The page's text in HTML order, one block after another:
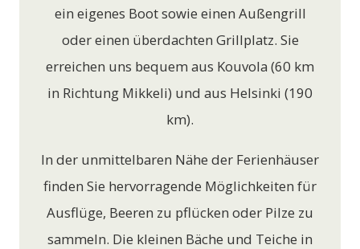
ein eigenes Boot sowie einen Außengrill
oder einen überdachten Grillplatz. Sie
erreichen uns bequem aus Kouvola (60 km
in Richtung Mikkeli) und aus Helsinki (190
km).
In der unmittelbaren Nähe der Ferienhäuser
finden Sie hervorragende Möglichkeiten für
Ausflüge, Beeren zu pflücken oder Pilze zu
sammeln. Die kleinen Bäche und Teiche in